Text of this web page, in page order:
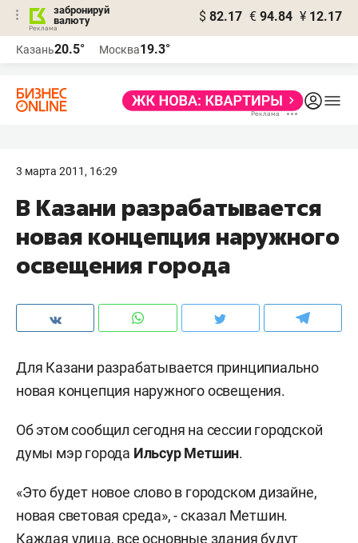
забронируй
валюту
$ 82.17 € 94.84 ¥ 12.17
Казань20.5° Москва19.3°
3 марта 2011, 16:29
В Казани разрабатывается
новая концепция наружного
освещения города
Для Казани разрабатывается принципиально
новая концепция наружного освещения.
Об этом сообщил сегодня на сессии городской
думы мэр города Ильсур Метшин.
«Это будет новое слово в городском дизайне,
новая световая среда», - сказал Метшин.
Каждая улица, все основные здания будут